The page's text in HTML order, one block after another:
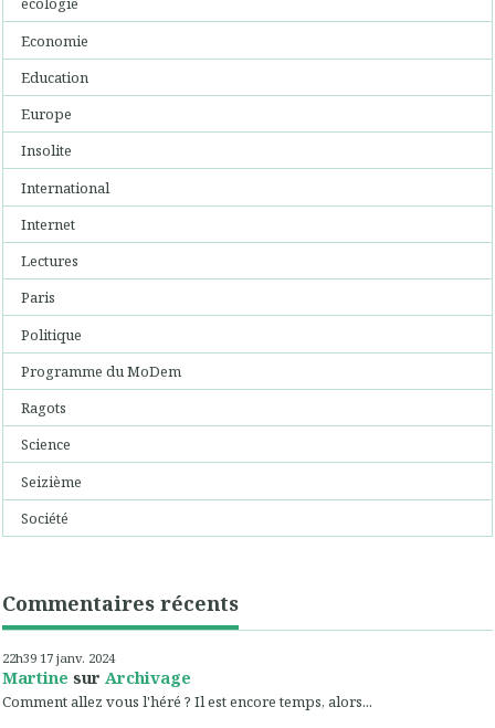
Economie
Education
Europe
Insolite
International
Internet
Lectures
Paris
Politique
Programme du MoDem
Ragots
Science
Seizième
Société
Commentaires récents
22h39 17 janv. 2024
Martine sur Archivage
Comment allez vous l'héré ? Il est encore temps, alors...